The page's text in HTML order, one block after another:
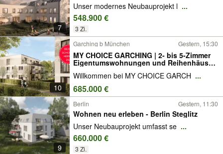
7
Unser modernes Neubauprojekt l ...
548.900 €
3 Zi.
10
Garching b München Gestern, 15:30
MY CHOICE GARCHING | 2- bis 5-Zimmer
Eigentumswohnungen und Reihenhäuser
in Garching bei München
Willkommen bei MY CHOICE GARCH ...
685.000 €
9
Berlin Gestern, 11:30
Wohnen neu erleben - Berlin Steglitz
Unser Neubauprojekt umfasst se ...
660.000 €
3 Zi.